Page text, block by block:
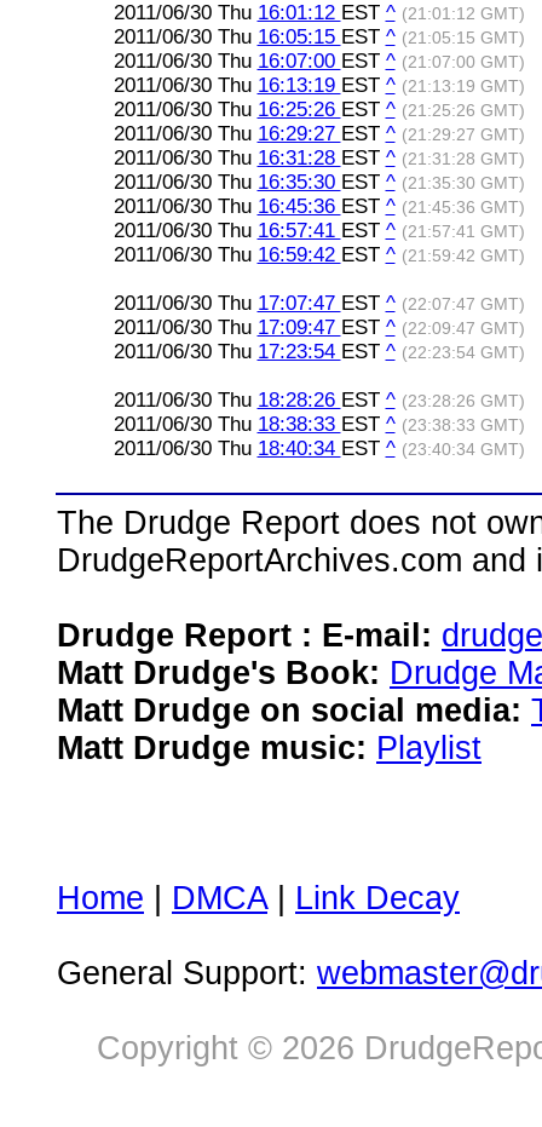
2011/06/30 Thu 16:01:12 EST ^ (21:01:12 GMT)
2011/06/30 Thu 16:05:15 EST ^ (21:05:15 GMT)
2011/06/30 Thu 16:07:00 EST ^ (21:07:00 GMT)
2011/06/30 Thu 16:13:19 EST ^ (21:13:19 GMT)
2011/06/30 Thu 16:25:26 EST ^ (21:25:26 GMT)
2011/06/30 Thu 16:29:27 EST ^ (21:29:27 GMT)
2011/06/30 Thu 16:31:28 EST ^ (21:31:28 GMT)
2011/06/30 Thu 16:35:30 EST ^ (21:35:30 GMT)
2011/06/30 Thu 16:45:36 EST ^ (21:45:36 GMT)
2011/06/30 Thu 16:57:41 EST ^ (21:57:41 GMT)
2011/06/30 Thu 16:59:42 EST ^ (21:59:42 GMT)
2011/06/30 Thu 17:07:47 EST ^ (22:07:47 GMT)
2011/06/30 Thu 17:09:47 EST ^ (22:09:47 GMT)
2011/06/30 Thu 17:23:54 EST ^ (22:23:54 GMT)
2011/06/30 Thu 18:28:26 EST ^ (23:28:26 GMT)
2011/06/30 Thu 18:38:33 EST ^ (23:38:33 GMT)
2011/06/30 Thu 18:40:34 EST ^ (23:40:34 GMT)
The Drudge Report does not
DrudgeReportArchives.com
Drudge Report : E-mail:
Matt Drudge's Book: Drudge
Matt Drudge on social media:
Matt Drudge music: Playlist
Home DMCA| Link Decay
General Support:
Copyright © 2026